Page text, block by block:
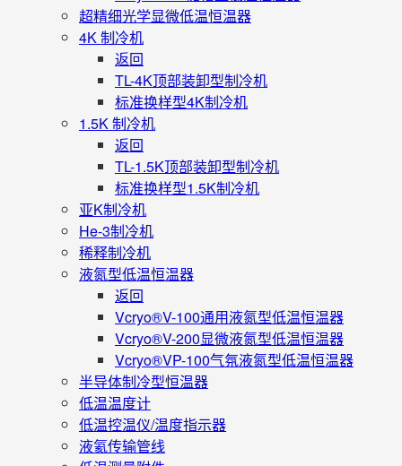
超精细光学显微低温恒温器
4K 制冷机
返回
TL-4K顶部装卸型制冷机
标准换样型4K制冷机
1.5K 制冷机
返回
TL-1.5K顶部装卸型制冷机
标准换样型1.5K制冷机
亚K制冷机
He-3制冷机
稀释制冷机
液氮型低温恒温器
返回
Vcryo®V-100通用液氮型低温恒温器
Vcryo®V-200显微液氮型低温恒温器
Vcryo®VP-100气氛液氮型低温恒温器
半导体制冷型恒温器
低温温度计
低温控温仪/温度指示器
液氦传输管线